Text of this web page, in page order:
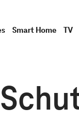
Smart Home TV